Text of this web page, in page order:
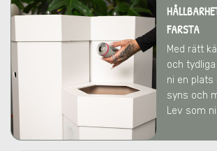
FARSTA
Med rätt
och
ni en plats
syns och
Lev som ni